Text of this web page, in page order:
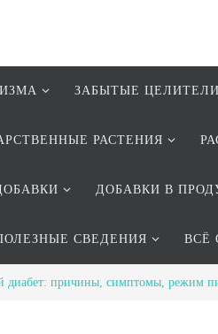
ЗАБЫТЫЕ ЦЕЛИТЕЛИ
РАСТЕНИЯ
ДОБАВКИ В
СВЕДЕНИЯ ВСЁ
диабет: причины, симптомы, режим